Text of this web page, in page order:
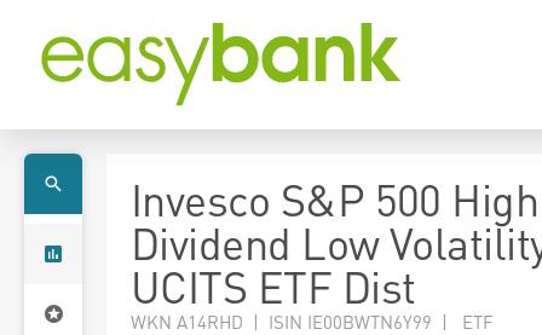
Invesco S&P 500 High
Dividend Low
UCITS ETF Dist
WKN A14RHD | ISIN IE00BWTN6Y99 | ETF